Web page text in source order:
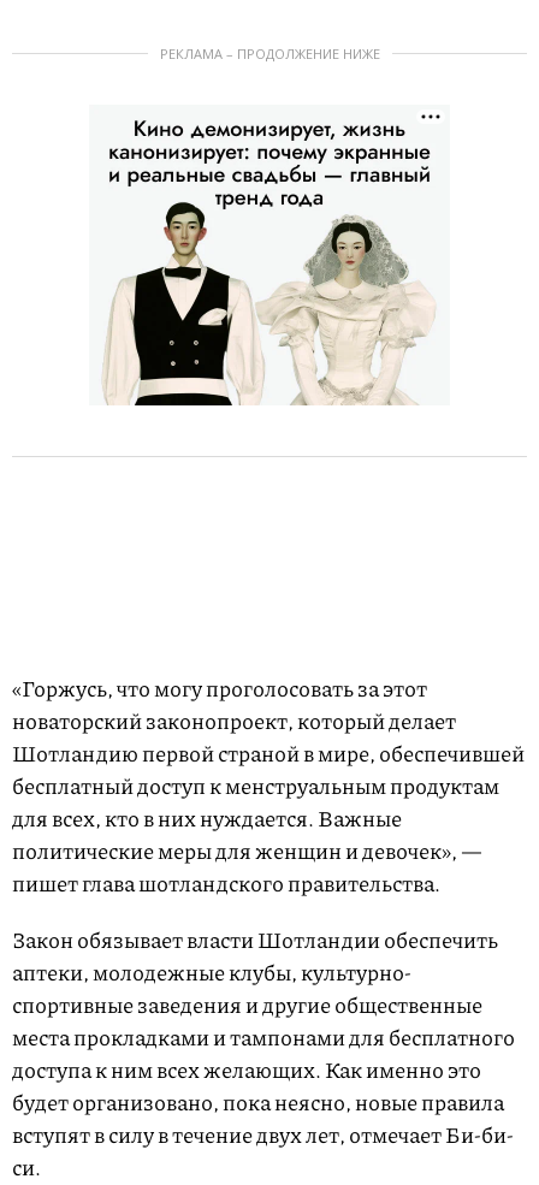
РЕКЛАМА – ПРОДОЛЖЕНИЕ НИЖЕ
«Горжусь, что могу проголосовать за этот
новаторский законопроект, который делает
Шотландию первой страной в мире, обеспечившей
бесплатный доступ к менструальным продуктам
для всех, кто в них нуждается. Важные
политические меры для женщин и девочек», —
пишет глава шотландского правительства.
Закон обязывает власти Шотландии обеспечить
аптеки, молодежные клубы, культурно-
спортивные заведения и другие общественные
места прокладками и тампонами для бесплатного
доступа к ним всех желающих. Как именно это
будет организовано, пока неясно, новые правила
вступят в силу в течение двух лет, отмечает Би-би-
си.